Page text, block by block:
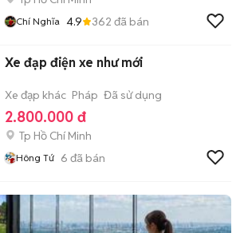
Chí Nghĩa 4.9 362 đã bán
Xe đạp điện xe như mới
Xe đạp khác Pháp Đã sử dụng
2.800.000 đ
Tp Hồ Chí Minh
Hông Tứ 6 đã bán